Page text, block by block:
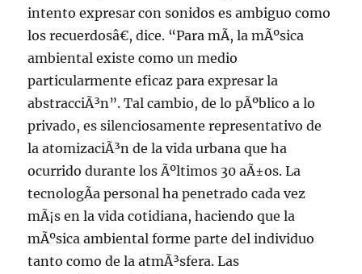
intento expresar con sonidos es ambiguo como
los recuerdosâ€, dice. “Para mÃ­, la mÃºsica
ambiental existe como un medio
particularmente eficaz para expresar la
abstracciÃ³n”. Tal cambio, de lo pÃºblico a lo
privado, es silenciosamente representativo de
la atomizaciÃ³n de la vida urbana que ha
ocurrido durante los Ãºltimos 30 aÃ±os. La
tecnologÃ­a personal ha penetrado cada vez
mÃ¡s en la vida cotidiana, haciendo que la
mÃºsica ambiental forme parte del individuo
tanto como de la atmÃ³sfera. Las